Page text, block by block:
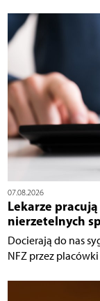
07.08.2026
Lekarze
nierzetelnych
Docierają do nas
NFZ przez